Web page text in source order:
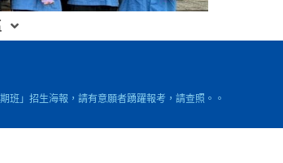
班」招生海報，請有意願者踴躍報考，請查照。。